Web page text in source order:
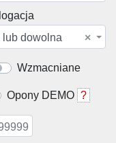
×
lub dowolna
Wzmacniane
Opony DEMO ?